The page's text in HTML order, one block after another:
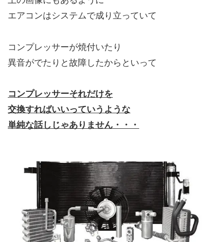
エアコンはシステムで成り立っていて
コンプレッサーが焼付いたり
異音がでたりと故障したからといって
コンプレッサーそれだけを
交換すればいいっていうような
単純な話しじゃありません・・・